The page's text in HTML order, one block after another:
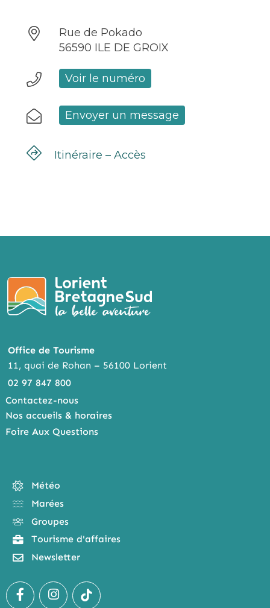
Rue de Pokado
56590 ILE DE GROIX
Voir le numéro
Envoyer un message
Itinéraire – Accès
Office de Tourisme
11, quai de Rohan – 56100 Lorient
02 97 847 800
Contactez-nous
Nos accueils & horaires
Foire Aux Questions
Météo
Marées
Groupes
Tourisme d'affaires
Newsletter